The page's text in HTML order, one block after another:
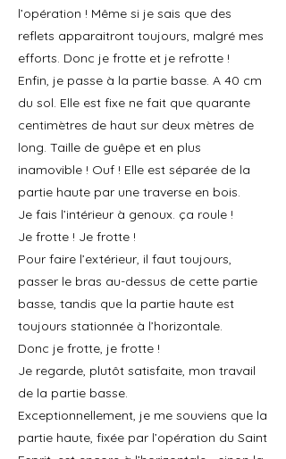
l’opération ! Même si je sais que des
reflets apparaitront toujours, malgré mes
efforts. Donc je frotte et je refrotte !
Enfin, je passe à la partie basse. A 40 cm
du sol. Elle est fixe ne fait que quarante
centimètres de haut sur deux mètres de
long. Taille de guêpe et en plus
inamovible ! Ouf ! Elle est séparée de la
partie haute par une traverse en bois.
Je fais l’intérieur à genoux. ça roule !
Je frotte ! Je frotte !
Pour faire l’extérieur, il faut toujours,
passer le bras au-dessus de cette partie
basse, tandis que la partie haute est
toujours stationnée à l’horizontale.
Donc je frotte, je frotte !
Je regarde, plutôt satisfaite, mon travail
de la partie basse.
Exceptionnellement, je me souviens que la
partie haute, fixée par l’opération du Saint